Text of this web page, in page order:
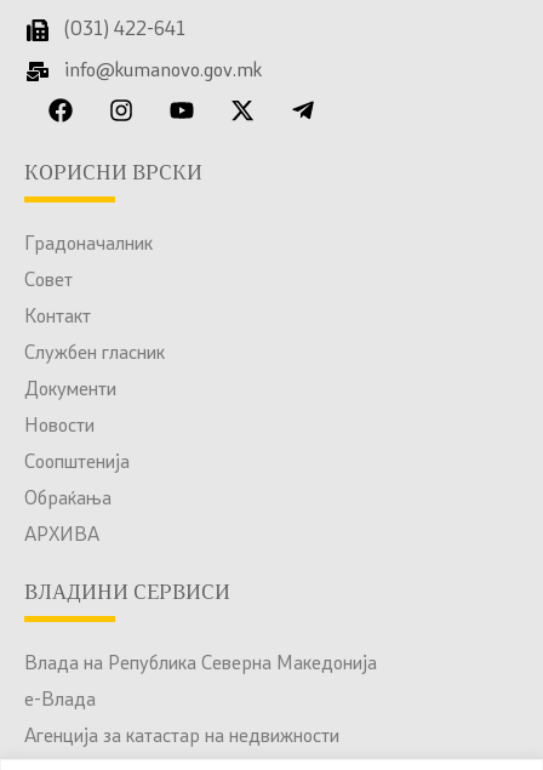
(031) 422-641
info@kumanovo.gov.mk
КОРИСНИ ВРСКИ
Градоначалник
Совет
Контакт
Службен гласник
Документи
Новости
Соопштенија
Обраќања
АРХИВА
ВЛАДИНИ СЕРВИСИ
Влада на Република Северна Македонија
е-Влада
Агенција за катастар на недвижности